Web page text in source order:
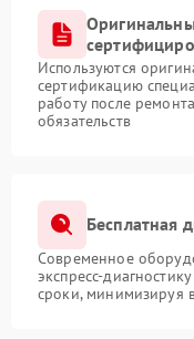
Используются
сертификацию
работу после
обязательств
Бесплатная
Современное
экспресс-
сроки, минимизируя